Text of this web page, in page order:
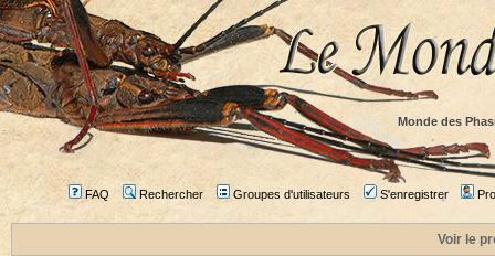
Monde des
FAQ Rechercher Groupes d'utilisateurs S'enregistrer
Voir le